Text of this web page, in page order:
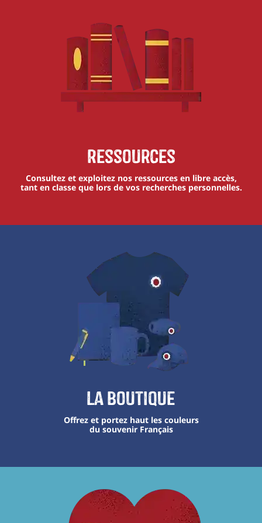
Ressources
Consultez et exploitez nos ressources en libre accès,
tant en classe que lors de vos recherches personnelles.
La boutique
Offrez et portez haut les couleurs
du souvenir Français